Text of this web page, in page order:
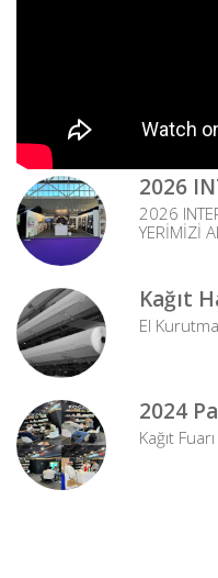
2026
2026
YERİMİZİ
Kağıt
El
2024
Kağıt Fuarı